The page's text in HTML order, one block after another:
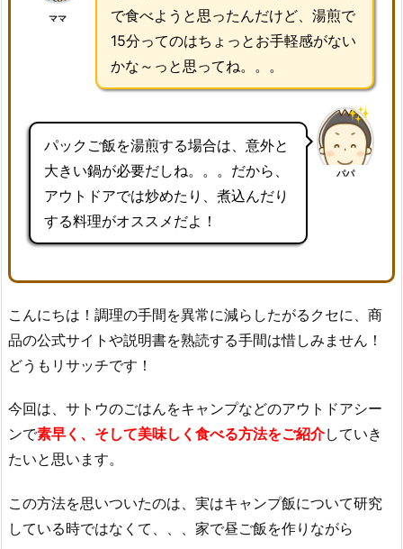
ママ
で食べようと思ったんだけど、湯煎で
15分ってのはちょっとお手軽感がない
かな～っと思ってね。。。
パックご飯を湯煎する場合は、意外と
大きい鍋が必要だしね。。。だから、
アウトドアでは炒めたり、煮込んだり
する料理がオススメだよ！
パパ
こんにちは！調理の手間を異常に減らしたがるクセに、商
品の公式サイトや説明書を熟読する手間は惜しみません！
どうもリサッチです！
今回は、サトウのごはんをキャンプなどのアウトドアシー
ンで素早く、そして美味しく食べる方法をご紹介していき
たいと思います。
この方法を思いついたのは、実はキャンプ飯について研究
している時ではなくて、、、家で昼ご飯を作りながら